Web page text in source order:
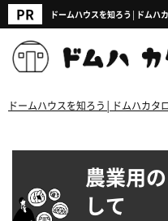
ドームハウスを知ろう│ドムハ
ドームハウスを知ろう│ドムハカタ
農業用
して